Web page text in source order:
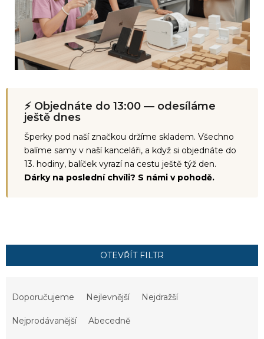
⚡ Objednáte do 13:00 — odesíláme
ještě dnes
Šperky pod naší značkou držíme skladem. Všechno
balíme samy v naší kanceláři, a když si objednáte do
13. hodiny, balíček vyrazí na cestu ještě týž den.
Dárky na poslední chvíli? S námi v pohodě.
OTEVŘÍT FILTR
Doporučujeme Nejlevnější Nejdražší
Nejprodávanější Abecedně